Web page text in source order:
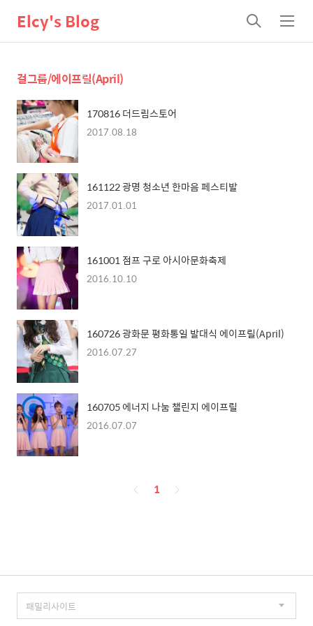
Elcy's Blog
검
색
메
뉴
걸그룹/에이프릴(April)
170816 더드림스토어
2017.08.18
161122 광명 청소년 한마음 페스티발
2017.01.01
161001 점프 구로 아시아문화축제
2016.10.10
160726 광화문 평화통일 발대식 에이프릴(April)
2016.07.27
160705 에너지 나눔 챌린지 에이프릴
2016.07.07
페
1